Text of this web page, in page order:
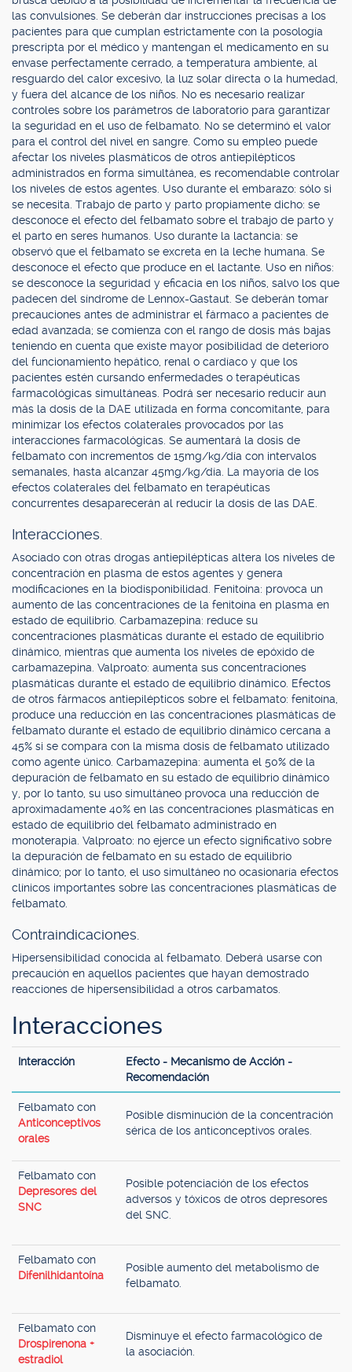
las convulsiones. Se deberán dar instrucciones precisas a los
pacientes para que cumplan estrictamente con la posología
prescripta por el médico y mantengan el medicamento en su
envase perfectamente cerrado, a temperatura ambiente, al
resguardo del calor excesivo, la luz solar directa o la humedad,
y fuera del alcance de los niños. No es necesario realizar
controles sobre los parámetros de laboratorio para garantizar
la seguridad en el uso de felbamato. No se determinó el valor
para el control del nivel en sangre. Como su empleo puede
afectar los niveles plasmáticos de otros antiepilépticos
administrados en forma simultánea, es recomendable controlar
los niveles de estos agentes. Uso durante el embarazo: sólo si
se necesita. Trabajo de parto y parto propiamente dicho: se
desconoce el efecto del felbamato sobre el trabajo de parto y
el parto en seres humanos. Uso durante la lactancia: se
observó que el felbamato se excreta en la leche humana. Se
desconoce el efecto que produce en el lactante. Uso en niños:
se desconoce la seguridad y eficacia en los niños, salvo los que
padecen del síndrome de Lennox-Gastaut. Se deberán tomar
precauciones antes de administrar el fármaco a pacientes de
edad avanzada; se comienza con el rango de dosis más bajas
teniendo en cuenta que existe mayor posibilidad de deterioro
del funcionamiento hepático, renal o cardíaco y que los
pacientes estén cursando enfermedades o terapéuticas
farmacológicas simultáneas. Podrá ser necesario reducir aun
más la dosis de la DAE utilizada en forma concomitante, para
minimizar los efectos colaterales provocados por las
interacciones farmacológicas. Se aumentará la dosis de
felbamato con incrementos de 15mg/kg/día con intervalos
semanales, hasta alcanzar 45mg/kg/día. La mayoría de los
efectos colaterales del felbamato en terapéuticas
concurrentes desaparecerán al reducir la dosis de las DAE.
Interacciones.
Asociado con otras drogas antiepilépticas altera los niveles de
concentración en plasma de estos agentes y genera
modificaciones en la biodisponibilidad. Fenitoína: provoca un
aumento de las concentraciones de la fenitoína en plasma en
estado de equilibrio. Carbamazepina: reduce su
concentraciones plasmáticas durante el estado de equilibrio
dinámico, mientras que aumenta los niveles de epóxido de
carbamazepina. Valproato: aumenta sus concentraciones
plasmáticas durante el estado de equilibrio dinámico. Efectos
de otros fármacos antiepilépticos sobre el felbamato: fenitoína,
produce una reducción en las concentraciones plasmáticas de
felbamato durante el estado de equilibrio dinámico cercana a
45% si se compara con la misma dosis de felbamato utilizado
como agente único. Carbamazepina: aumenta el 50% de la
depuración de felbamato en su estado de equilibrio dinámico
y, por lo tanto, su uso simultáneo provoca una reducción de
aproximadamente 40% en las concentraciones plasmáticas en
estado de equilibrio del felbamato administrado en
monoterapia. Valproato: no ejerce un efecto significativo sobre
la depuración de felbamato en su estado de equilibrio
dinámico; por lo tanto, el uso simultáneo no ocasionaría efectos
clínicos importantes sobre las concentraciones plasmáticas de
felbamato.
Contraindicaciones.
Hipersensibilidad conocida al felbamato. Deberá usarse con
precaución en aquellos pacientes que hayan demostrado
reacciones de hipersensibilidad a otros carbamatos.
Interacciones
Interacción
Efecto - Mecanismo de Acción -
Recomendación
Felbamato con
Anticonceptivos
orales
Posible disminución de la concentración
sérica de los anticonceptivos orales.
Felbamato con
Depresores del
SNC
Posible potenciación de los efectos
adversos y tóxicos de otros depresores
del SNC.
Felbamato con
Difenilhidantoína
Posible aumento del metabolismo de
felbamato.
Felbamato con
Drospirenona +
estradiol
Disminuye el efecto farmacológico de
la asociación.